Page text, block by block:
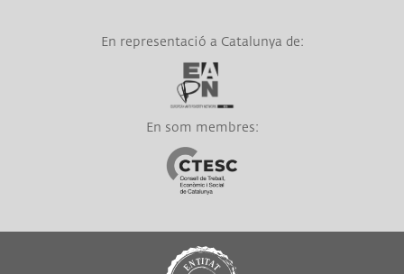
En representació a Catalunya de:
Link a EAPN
En som membres:
Link a CTESC